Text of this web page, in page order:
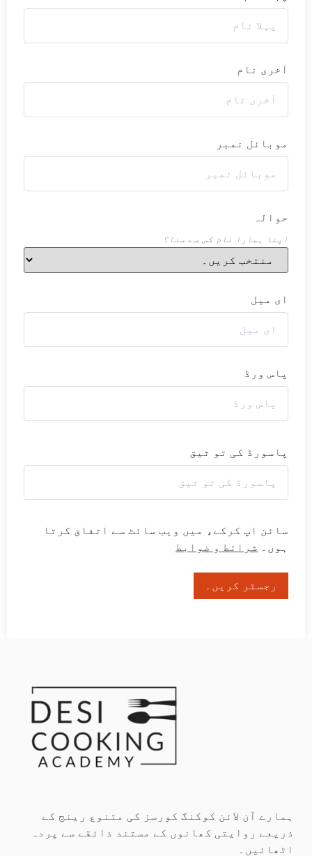
آخری نام
موبائل نمبر
حوالہ
اپنا ہمارا نام کس سے سنا؟
ای میل
پاس ورڈ
پاسورڈ کی تو ثیق
سائن اپ کرکے، میں ویب سائٹ سے اتفاق کرتا
ہوں۔ شرائط و ضوابط
رجسٹر کریں۔
ہمارے آن لائن کوکنگ کورسز کی متنوع رینج کے
ذریعے روایتی کھانوں کے مستند ذائقے سے پردہ
اٹھائیں۔